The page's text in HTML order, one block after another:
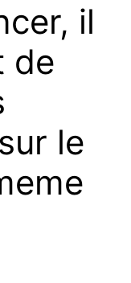
il
de
le